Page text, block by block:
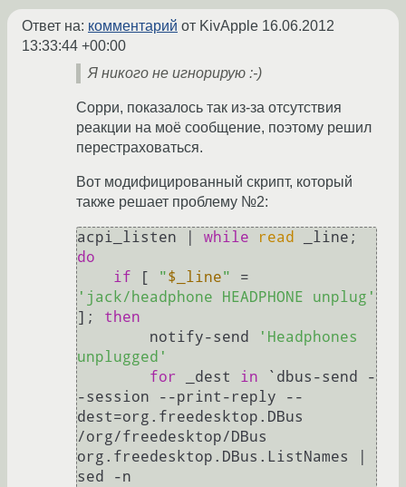
Ответ на: комментарий от KivApple 16.06.2012
13:33:44 +00:00
Я никого не игнорирую :-)
Сорри, показалось так из-за отсутствия
реакции на моё сообщение, поэтому решил
перестраховаться.
Вот модифицированный скрипт, который
также решает проблему №2:
acpi_listen | while read
do
if [ "$_line"
'jack/headphone HEADPHONE unplug'
]; then
        notify-send
'Headphones
unplugged'
for
_dest in `dbus-send -
-session --print-reply --
dest=org.freedesktop.DBus
/org/freedesktop/DBus
org.freedesktop.DBus.ListNames |